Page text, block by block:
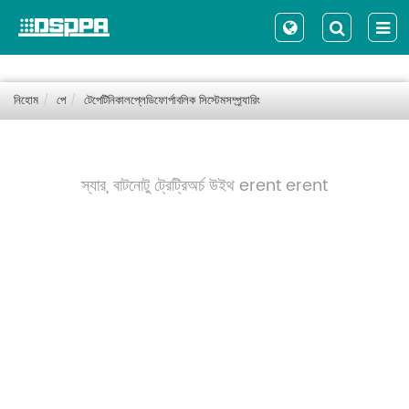
নিহোম পে টেপেটিনিকালপ্লেডিফোর্পাবলিক সিস্টেমসম্প্র্যারিং
স্যার, বাটনোটু ট্রেট্রিঅর্চ উইথ erent erent